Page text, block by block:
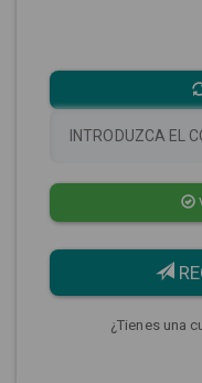
¿Tienes una